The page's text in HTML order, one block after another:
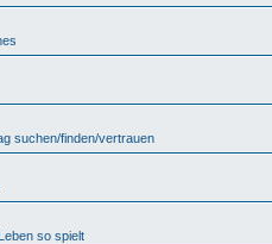
suchen/finden/vertrauen
so spielt